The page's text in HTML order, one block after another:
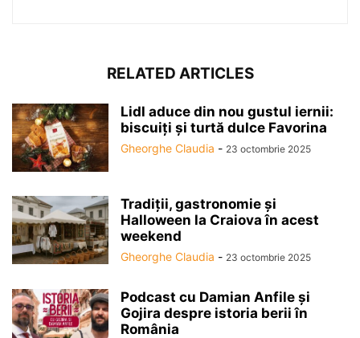
RELATED ARTICLES
Lidl aduce din nou gustul iernii:
biscuiți și turtă dulce Favorina
Gheorghe Claudia - 23 octombrie 2025
Tradiții, gastronomie și
Halloween la Craiova în acest
weekend
Gheorghe Claudia - 23 octombrie 2025
Podcast cu Damian Anfile și
Gojira despre istoria berii în
România